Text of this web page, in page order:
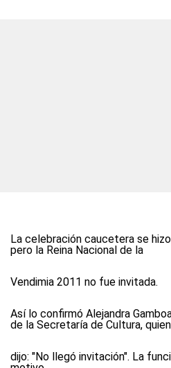
La celebración caucetera se
pero la Reina Nacional de la
Vendimia 2011 no fue invitada.
Así lo confirmó Alejandra
de la Secretaría de Cultura, quien
dijo: "No llegó invitación". La